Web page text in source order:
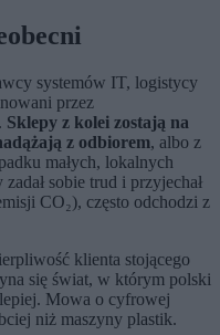
systemów IT, logistycy
przez
Sklepy z kolei zostają na
z odbiorem, albo z
małych, lokalnych
sobie trud i przyjechał
CO₂), często odchodzi z
klienta stojącego
się świat, w którym polski
Mowa o cyfrowej
niż maszyny plastik.